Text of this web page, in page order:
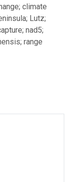
climate
Lutz;
nad5;
range